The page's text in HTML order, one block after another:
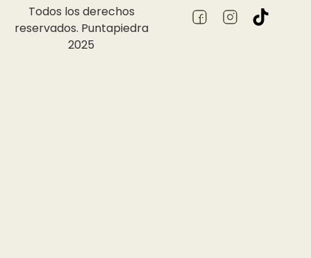
Todos los derechos
reservados. Puntapiedra
2025